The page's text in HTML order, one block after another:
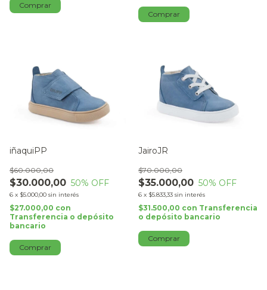
Comprar
Comprar
iñaquiPP
$30.000,00
$60.000,00
50% OFF
6 x $5.000,00 sin interés
$27.000,00 con
Transferencia o depósito
bancario
Comprar
JairoJR
$35.000,00
$70.000,00
50% OFF
6 x $5.833,33 sin interés
$31.500,00 con Transferencia
o depósito bancario
Comprar